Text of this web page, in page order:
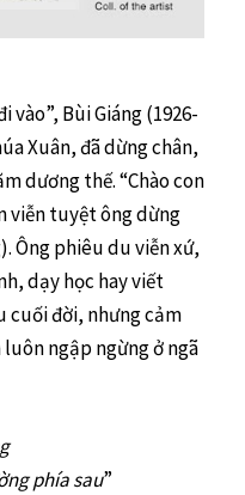
vào”, Bùi Giáng (1926-
Xuân, đã dừng chân,
dương thế. “Chào con
viễn tuyệt ông dừng
Ông phiêu du viễn xứ,
dạy học hay viết
cuối đời, nhưng cảm
ngập ngừng ở ngã
phía sau”